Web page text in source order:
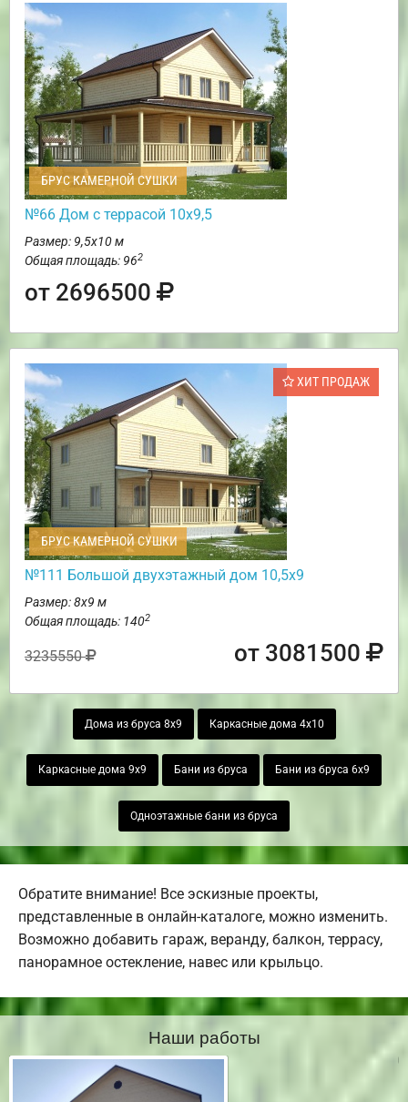
БРУС КАМЕРНОЙ СУШКИ
№66 Дом с террасой 10х9,5
Размер: 9,5х10 м
Общая площадь: 962
от 2696500
ХИТ ПРОДАЖ
БРУС КАМЕРНОЙ СУШКИ
№111 Большой двухэтажный дом 10,5х9
Размер: 8х9 м
Общая площадь: 1402
3235550 от 3081500
Дома из бруса 8х9 Каркасные дома 4х10
Каркасные дома 9х9 Бани из бруса Бани из бруса 6х9
Одноэтажные бани из бруса
Обратите внимание! Все эскизные проекты,
представленные в онлайн-каталоге, можно изменить.
Возможно добавить гараж, веранду, балкон, террасу,
панорамное остекление, навес или крыльцо.
Наши работы